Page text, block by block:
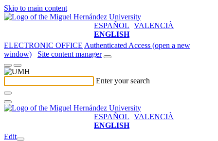
Skip to main content
ESPAÑOL VALENCIÀ
ENGLISH
ELECTRONIC OFFICE Authenticated Access (open a new
window)
Site content manager
Enter your search
ESPAÑOL VALENCIÀ
ENGLISH
Edit